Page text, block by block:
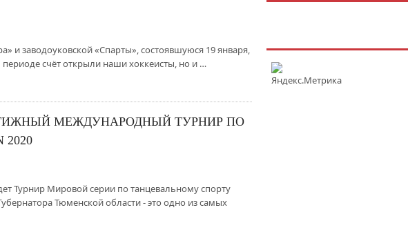
и заводоуковской «Спарты», состоявшуюся 19 января,
счёт открыли наши хоккеисты, но и …
МЕЖДУНАРОДНЫЙ ТУРНИР ПО
Турнир Мировой серии по танцевальному спорту
Тюменской области - это одно из самых